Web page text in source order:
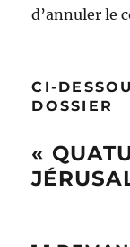
d’annuler le
CI-
DOSSIER
«